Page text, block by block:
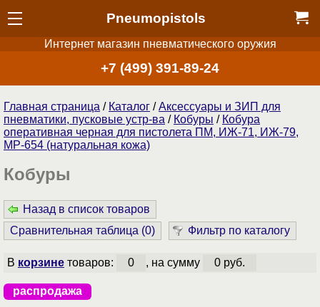
Pneumopistols
Интернет магазин пневматического оружия
+7 (499) 391-89-24
Главная страница / Каталог /Аксессуары и ЗИП для
пневматики, пусковые устр-ва / Кобуры / Кобура
оперативная черная для пистолета ПМ, ИЖ-71, ИЖ-79,
МР-654 (натуральная кожа)
Кобуры
Назад в список товаров
Сравнительная таблица (0) Фильтр по каталогу
В корзинетоваров: 0 , на сумму 0 руб.
распродажа